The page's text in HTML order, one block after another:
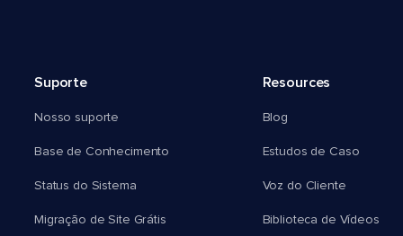
Suporte
Nosso suporte
Base de Conhecimento
Status do Sistema
Migração de Site Grátis
Resources
Blog
Estudos de Caso
Voz do Cliente
Biblioteca de Vídeos